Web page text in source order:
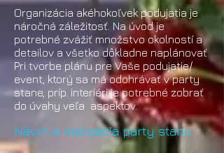
Organizácia akéhokoľvek podujatia je
náročná záležitosť. Na úvod je
potrebné zvážiť množstvo okolností a
detailov a všetko dôkladne naplánovať.
Pri tvorbe plánu pre Vaše podujatie/
event, ktorý sa má odohrávať v party
stane, príp. interiéri je potrebné zobrať
do úvahy veľa aspektov.
Návrh a realizácia party stanu